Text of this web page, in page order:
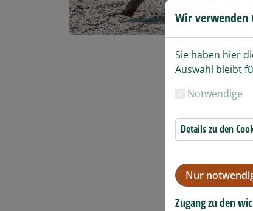
Wir verwenden
Sie haben hier
Auswahl bleibt
Notwendige
Details zu den
Nur
Zugang zu den